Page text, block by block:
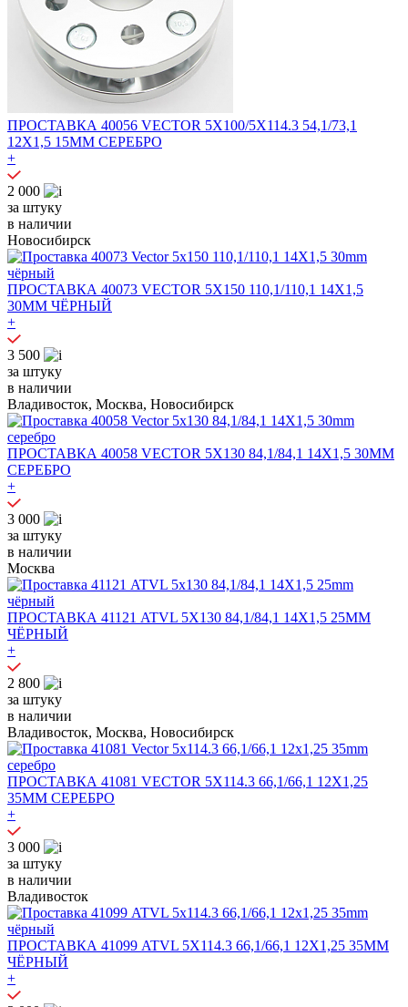
ПРОСТАВКА 40056 VECTOR 5X100/5X114.3 54,1/73,1
12X1,5 15MM СЕРЕБРО
+
2 000
за штуку
в наличии
Новосибирск
ПРОСТАВКА 40073 VECTOR 5X150 110,1/110,1 14X1,5
30MM ЧЁРНЫЙ
+
3 500
за штуку
в наличии
Владивосток, Москва, Новосибирск
ПРОСТАВКА 40058 VECTOR 5X130 84,1/84,1 14X1,5 30MM
СЕРЕБРО
+
3 000
за штуку
в наличии
Москва
ПРОСТАВКА 41121 ATVL 5X130 84,1/84,1 14X1,5 25MM
ЧЁРНЫЙ
+
2 800
за штуку
в наличии
Владивосток, Москва, Новосибирск
ПРОСТАВКА 41081 VECTOR 5X114.3 66,1/66,1 12X1,25
35MM СЕРЕБРО
+
3 000
за штуку
в наличии
Владивосток
ПРОСТАВКА 41099 ATVL 5X114.3 66,1/66,1 12X1,25 35MM
ЧЁРНЫЙ
+